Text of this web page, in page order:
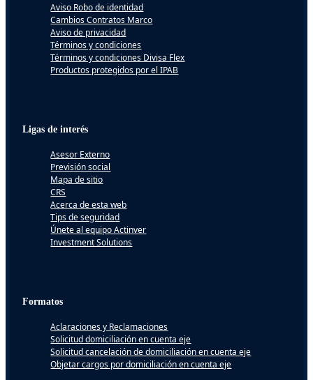
Aviso Robo de identidad
Cambios Contratos Marco
Aviso de privacidad
Términos y condiciones
Términos y condiciones Divisa Flex
Productos protegidos por el IPAB
Ligas de interés
Asesor Externo
Previsión social
Mapa de sitio
CRS
Acerca de esta web
Tips de seguridad
Únete al equipo Actinver
Investment Solutions
Formatos
Aclaraciones y Reclamaciones
Solicitud domiciliación en cuenta eje
Solicitud cancelación de domiciliación en cuenta eje
Objetar cargos por domiciliación en cuenta eje